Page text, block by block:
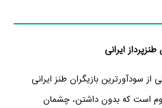
ایرانی
از سودآورترین بازیگران طنز ایرانی
است که بدون داشتن، چشمان